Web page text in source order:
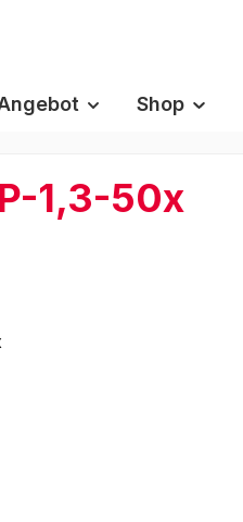
Shop
1,3-50x